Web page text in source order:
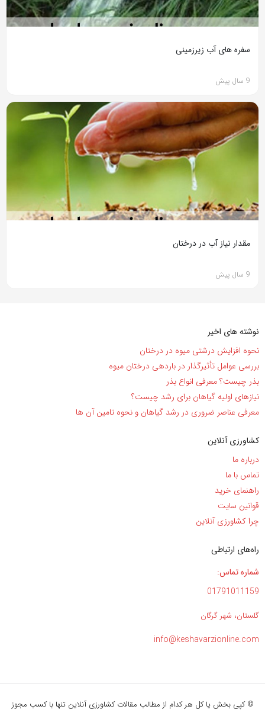
سفره های آب زیرزمینی
9 سال پیش
مقدار نیاز آب در درختان
9 سال پیش
نوشته های اخیر
نحوه افزایش درشتی میوه در درختان
بررسی عوامل تأثیرگذار در باردهی درختان میوه
بذر چیست؟ معرفی انواع بذر
نیاز‌های اولیه گیاهان برای رشد چیست؟
معرفی عناصر ضروری در رشد گیاهان و نحوه تامین آن ها
کشاورزی آنلاین
درباره ما
تماس با ما
راهنمای خرید
قوانین سایت
چرا کشاورزی آنلاین
راه‌های ارتباطی
شماره تماس:
01791011159
گلستان، شهر گرگان
info@keshavarzionline.com
© کپی بخش یا کل هر کدام از مطالب مقالات کشاورزی آنلاین تنها با کسب مجوز